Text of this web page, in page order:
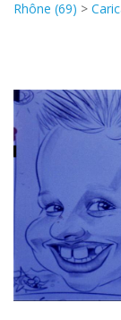
Rhône (69) >